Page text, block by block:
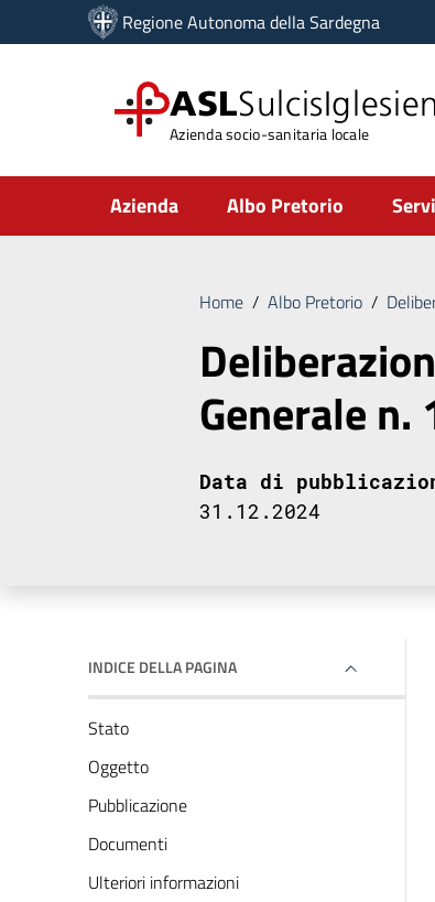
Vai ai contenuti
Vai al menu di navigazione
Regione Autonoma della Sardegna
ASL
Azienda socio-sanitaria locale
Submenu
Azienda Albo Pretorio
Home / Albo Pretorio /
Generale
Data di
31.12.2024
INDICE DELLA PAGINA
Stato
Oggetto
Pubblicazione
Documenti
Ulteriori informazioni